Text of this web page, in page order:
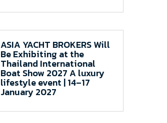
ASIA YACHT BROKERS Will
Be Exhibiting at the
Thailand International
Boat Show 2027 A luxury
lifestyle event | 14–17
January 2027